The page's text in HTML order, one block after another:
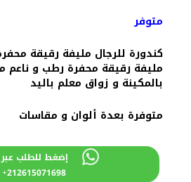
متوفر
كندورة للرجال مليفة رقيقة
مليفة رقيقة محفرة رطب و ناعم
بالمكينة و زواق معلم باليد
متوفرة بعدة ألوان و مقاسات
إضغط للطلب
212615071698+